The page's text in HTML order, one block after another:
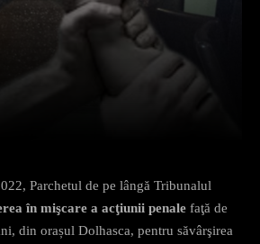
Parchetul de pe lângă Tribunalul
în mişcare a acţiunii penale faţă de
din orașul Dolhasca, pentru săvârşirea